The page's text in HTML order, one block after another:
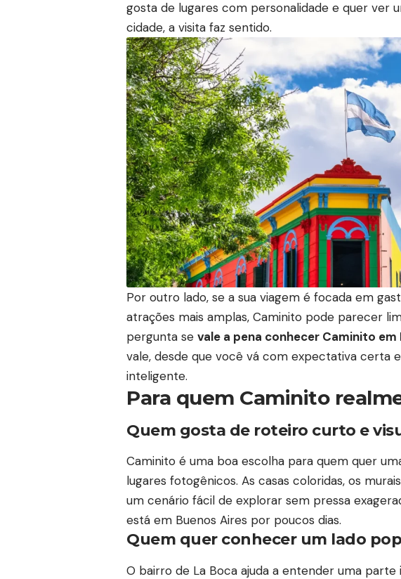
gosta de lugares com personalidade e quer ver
cidade, a visita faz sentido.
Por outro lado, se a sua viagem é focada em
atrações mais amplas, Caminito pode parecer
pergunta se vale a pena conhecer Caminito em
vale, desde que você vá com expectativa certa
inteligente.
Para quem Caminito
Quem gosta de roteiro curto e
Caminito é uma boa escolha para quem quer
lugares fotogênicos. As casas coloridas, os
um cenário fácil de explorar sem pressa
está em Buenos Aires por poucos dias.
Quem quer conhecer um lado
O bairro de La Boca ajuda a entender uma